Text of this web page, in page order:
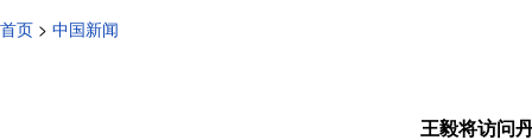
首页 > 中国新闻
王毅将访问